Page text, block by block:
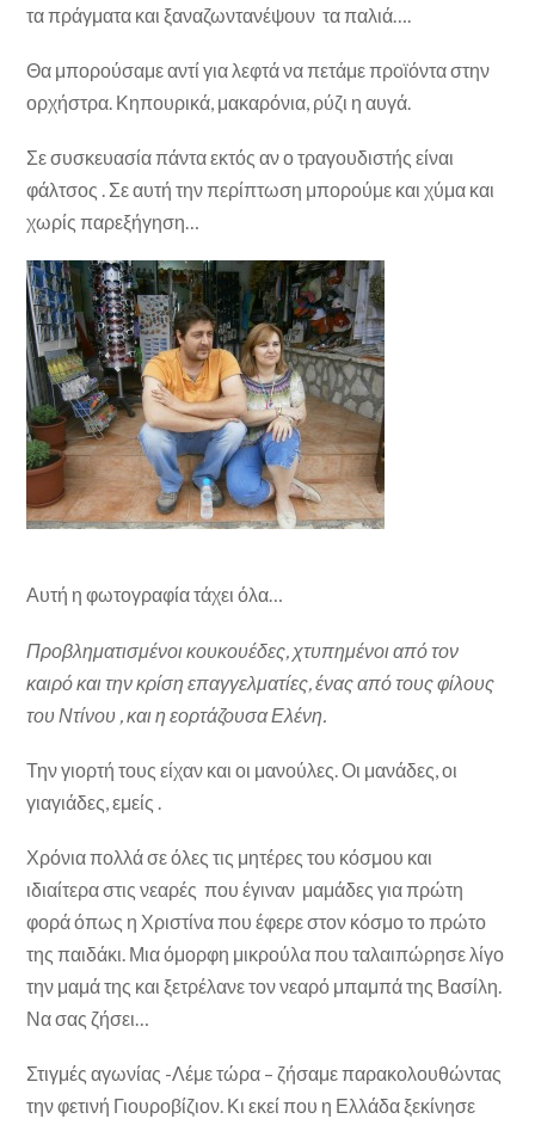
τα πράγματα και ξαναζωντανέψουν τα παλιά….
Θα μπορούσαμε αντί για λεφτά να πετάμε προϊόντα στην
ορχήστρα. Κηπουρικά, μακαρόνια, ρύζι η αυγά.
Σε συσκευασία πάντα εκτός αν ο τραγουδιστής είναι
φάλτσος . Σε αυτή την περίπτωση μπορούμε και χύμα και
χωρίς παρεξήγηση…
Αυτή η φωτογραφία τάχει όλα…
Προβληματισμένοι κουκουέδες, χτυπημένοι από τον
καιρό και την κρίση επαγγελματίες, ένας από τους φίλους
του Ντίνου , και η εορτάζουσα Ελένη.
Την γιορτή τους είχαν και οι μανούλες. Οι μανάδες, οι
γιαγιάδες, εμείς .
Χρόνια πολλά σε όλες τις μητέρες του κόσμου και
ιδιαίτερα στις νεαρές που έγιναν μαμάδες για πρώτη
φορά όπως η Χριστίνα που έφερε στον κόσμο το πρώτο
της παιδάκι. Μια όμορφη μικρούλα που ταλαιπώρησε λίγο
την μαμά της και ξετρέλανε τον νεαρό μπαμπά της Βασίλη.
Να σας ζήσει…
Στιγμές αγωνίας -Λέμε τώρα – ζήσαμε παρακολουθώντας
την φετινή Γιουροβίζιον. Κι εκεί που η Ελλάδα ξεκίνησε